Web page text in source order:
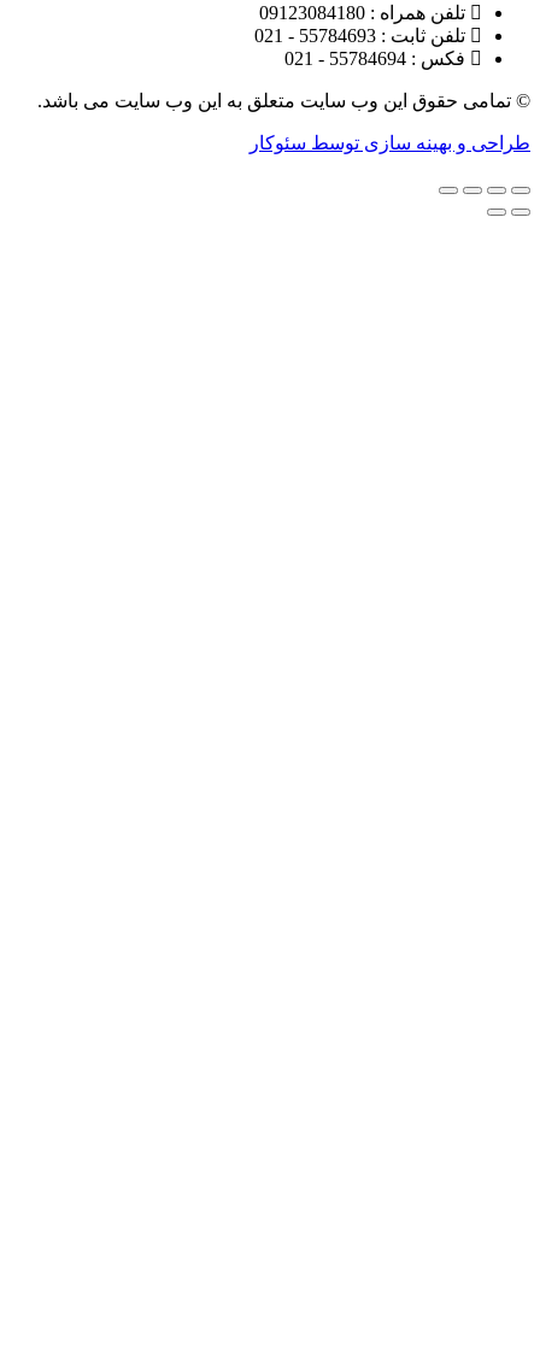
همراه : 09123084180
ثابت : 55784693 - 021
- 021
این وب سایت متعلق به این وب سایت می باشد.
سازی توسط سئوکار